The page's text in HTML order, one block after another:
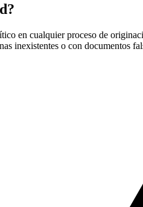
en cualquier proceso de
inexistentes o con documentos